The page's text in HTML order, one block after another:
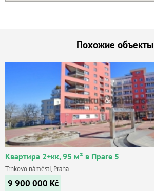
Похожие объекты
Квартира 2+кк, 95 м² в Праге 5
Trnkovo náměstí, Praha
9 900 000 Kč